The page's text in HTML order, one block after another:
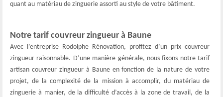
quant au matériau de zinguerie assorti au style de votre bâtiment.
Notre tarif couvreur zingueur à Baune
Avec l’entreprise Rodolphe Rénovation, profitez d’un prix couvreur
zingueur raisonnable. D’une manière générale, nous fixons notre tarif
artisan couvreur zingueur à Baune en fonction de la nature de votre
projet, de la complexité de la mission à accomplir, du matériau de
zinguerie à manier, de la difficulté d’accès à la zone de travail, de la